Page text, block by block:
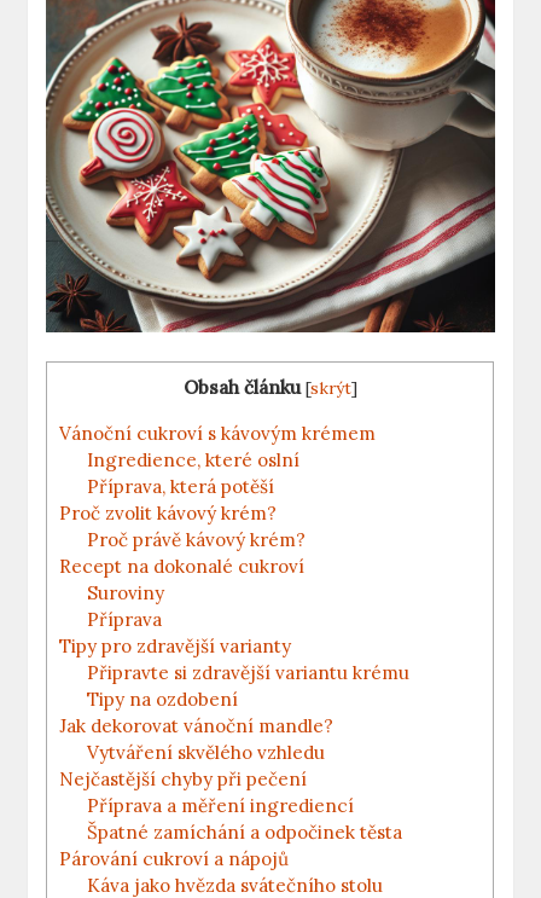
Obsah článku [skrýt]
Vánoční cukroví s kávovým krémem
Ingredience, které oslní
Příprava, která potěší
Proč zvolit kávový krém?
Proč právě kávový krém?
Recept na dokonalé cukroví
Suroviny
Příprava
Tipy pro zdravější varianty
Připravte si zdravější variantu krému
Tipy na ozdobení
Jak dekorovat vánoční mandle?
Vytváření skvělého vzhledu
Nejčastější chyby při pečení
Příprava a měření ingrediencí
Špatné zamíchání a odpočinek těsta
Párování cukroví a nápojů
Káva jako hvězda svátečního stolu